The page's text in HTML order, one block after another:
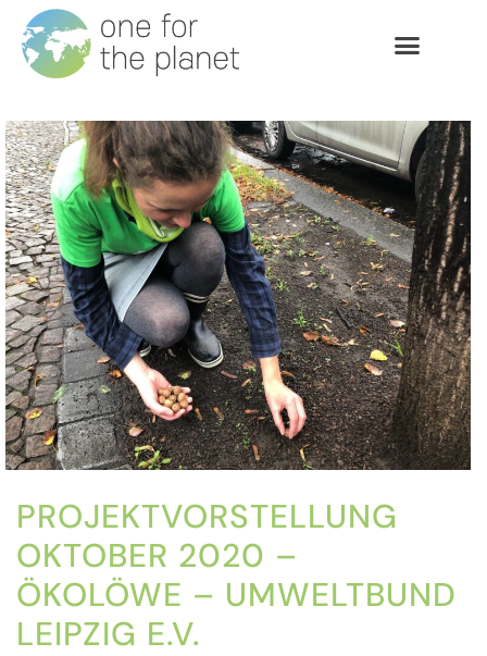
PROJEKTVORSTELLUNG
OKTOBER 2020 –
ÖKOLÖWE – UMWELTBUND
LEIPZIG E.V.